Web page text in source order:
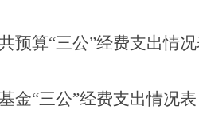
预算“三公”经费支出情
金“三公”经费支出情况表